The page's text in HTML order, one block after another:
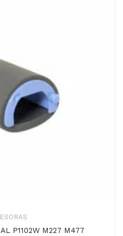
P1102W M227 M477